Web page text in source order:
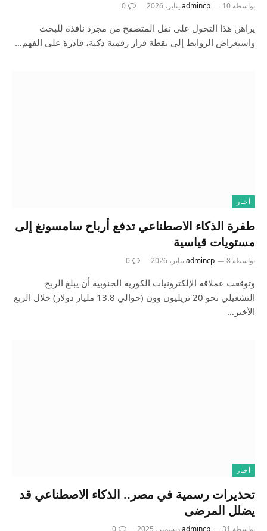
بواسطة admincp 10 يناير، 2026 0
يراهن هذا التحول على نقل المتصفح من مجرد نافذة للبحث
واستعراض الروابط إلى نقطة قرار رقمية ذكية، قادرة على الفهم…
أخبار
طفرة الذكاء الاصطناعي تدفع أرباح سامسونغ إلى
مستويات قياسية
بواسطة admincp 8 يناير، 2026 0
وتوقعت عملاقة الإلكترونيات الكورية الجنوبية أن يبلغ الربح
التشغيلي نحو 20 تريليون وون (حوالي 13.8 مليار دولار) خلال الربع
الأخير…
أخبار
تحذيرات رسمية في مصر.. الذكاء الاصطناعي قد
يضلل المرضى
بواسطة admincp 31 ديسمبر، 2025 0